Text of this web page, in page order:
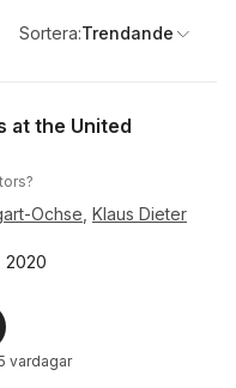
Sortera:Trendande
at the United
Ochse Klaus Dieter
2020
vardagar